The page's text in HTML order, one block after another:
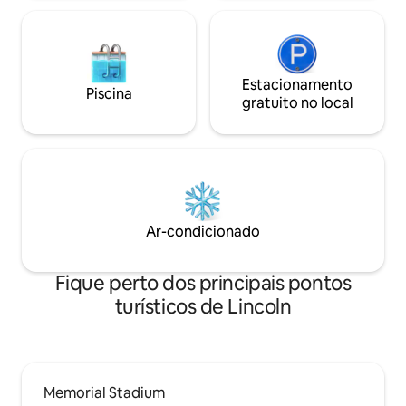
Piscina
Estacionamento
gratuito no local
Ar-condicionado
Fique perto dos principais pontos
turísticos de Lincoln
Memorial Stadium